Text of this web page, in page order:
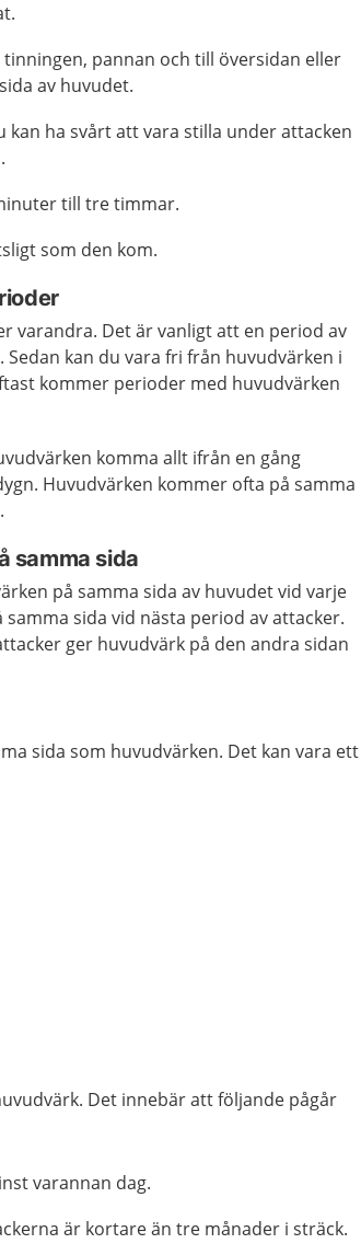
pannan och till översidan eller
av huvudet.
ha svårt att vara stilla under attacken
till tre timmar.
som den kom.
varandra. Det är vanligt att en period av
kan du vara fri från huvudvärken i
kommer perioder med huvudvärken
komma allt ifrån en gång
Huvudvärken kommer ofta på samma
samma sida
på samma sida av huvudet vid varje
sida vid nästa period av attacker.
ger huvudvärk på den andra sidan
sida som huvudvärken. Det kan vara ett
Det innebär att följande pågår
varannan dag.
är kortare än tre månader i sträck.